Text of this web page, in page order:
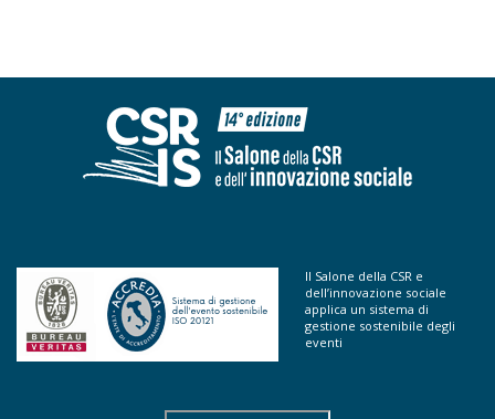
Il Salone della CSR e
dell’innovazione sociale
applica un sistema di
gestione sostenibile degli
eventi